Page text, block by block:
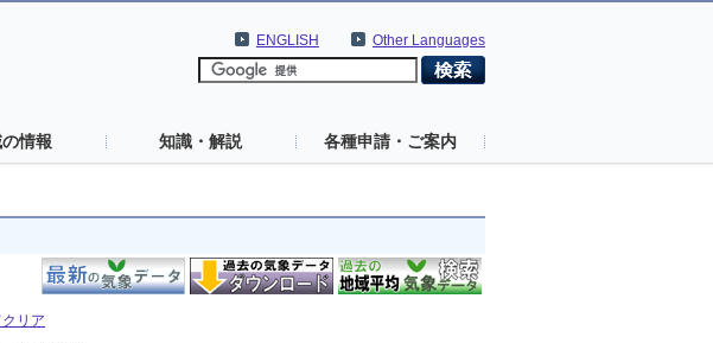
Other Languages
ENGLISH
情報 知識・解説 各種申請・ご案内
リア